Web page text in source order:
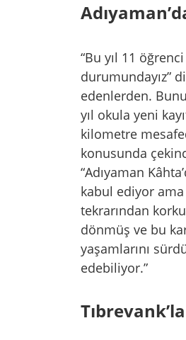
“Bu yıl 11
durumundayız”
edenlerden.
yıl okula yeni
kilometre
konusunda
“Adıyaman
kabul ediyor
tekrarından
dönmüş ve bu
yaşamlarını
edebiliyor.”